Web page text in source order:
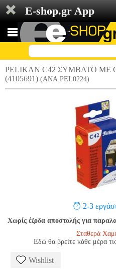
E-shop.gr App
PELIKAN C42 ΣΥΜΒΑΤΟ ΜΕ
(4105691) (ANA.PEL0224)
2-3
Χωρίς έξοδα αποστολής για
Σταθερά
Εδώ θα βρείτε κάθε μέρα
Wishlist